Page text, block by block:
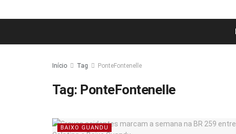
Início Tag PonteFontenelle
Tag: PonteFontenelle
BAIXO GUANDU